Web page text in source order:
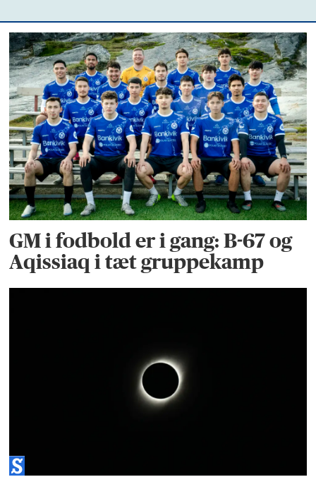
GM i fodbold er i gang: B-67 og
Aqissiaq i tæt gruppekamp